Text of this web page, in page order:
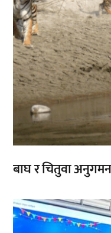
बाघ र चितुवा
,